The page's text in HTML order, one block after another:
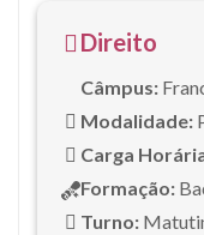
Direito
Câmpus:
Modalidade:
Carga
Formação:
Turno: